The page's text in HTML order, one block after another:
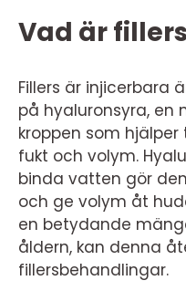
Vad är
Fillers är injicerbara
på hyaluronsyra, en
kroppen som
fukt och volym.
binda vatten gör
och ge volym åt
en betydande
åldern, kan denna
fillersbehandlingar.